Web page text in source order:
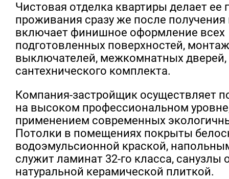
Чистовая отделка квартиры делает ее
проживания сразу же после
включает финишное оформление всех
подготовленных поверхностей,
выключателей, межкомнатных дверей,
сантехнического комплекта.
Компания-застройщик осуществляет
на высоком профессиональном
применением современных
Потолки в помещениях покрыты
водоэмульсионной краской,
служит ламинат 32-го класса, санузлы
натуральной керамической плиткой.